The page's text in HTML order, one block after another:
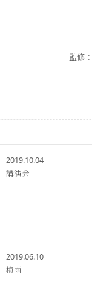
監修：
2019.10.04
講演会
2019.06.10
梅雨